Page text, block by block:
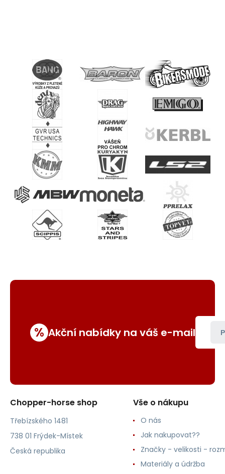
% Akční nabídky na váš e-mail
Chopper-horse shop
Třebízského 1481
738 01 Frýdek-Místek
Česká republika
Vše o nákupu
O nás
Jak nakupovat??
Značky - velikosti -
Materiály a údržba